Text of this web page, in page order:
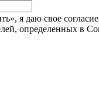
я даю свое
определенных в